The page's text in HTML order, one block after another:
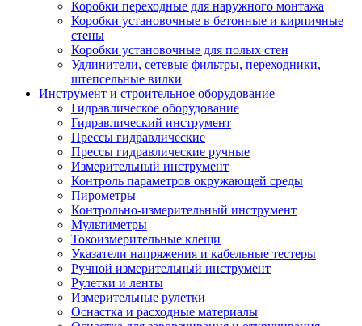
Коробки переходные для наружного монтажа
Коробки установочные в бетонные и кирпичные
стены
Коробки установочные для полых стен
Удлинители, сетевые фильтры, переходники,
штепсельные вилки
Инструмент и строительное оборудование
Гидравлическое оборудование
Гидравлический инструмент
Прессы гидравлические
Прессы гидравлические ручные
Измерительный инструмент
Контроль параметров окружающей среды
Пирометры
Контрольно-измерительный инструмент
Мультиметры
Токоизмерительные клещи
Указатели напряжения и кабельные тестеры
Ручной измерительный инструмент
Рулетки и ленты
Измерительные рулетки
Оснастка и расходные материалы